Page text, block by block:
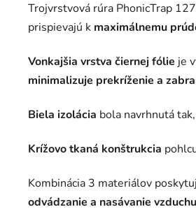
Trojvrstvová rúra PhonicTrap
prispievajú k maximálnemu
Vonkajšia vrstva čiernej fólie je
minimalizuje prekríženie a
Biela izolácia bola navrhnutá
Krížovo tkaná konštrukcia
Kombinácia 3 materiálov
odvádzanie a nasávanie